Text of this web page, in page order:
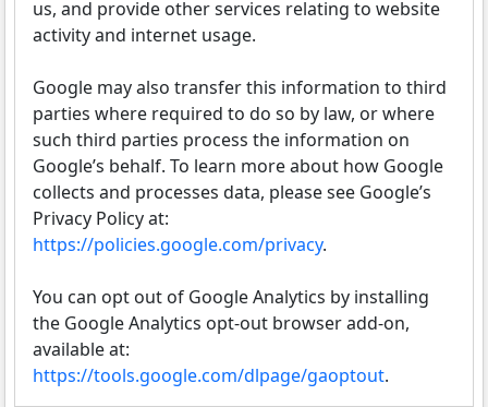
us, and provide other services relating to website
activity and internet usage.
Google may also transfer this information to third
parties where required to do so by law, or where
such third parties process the information on
Google’s behalf. To learn more about how Google
collects and processes data, please see Google’s
Privacy Policy at:
https://policies.google.com/privacy.
You can opt out of Google Analytics by installing
the Google Analytics opt-out browser add-on,
available at:
https://tools.google.com/dlpage/gaoptout.